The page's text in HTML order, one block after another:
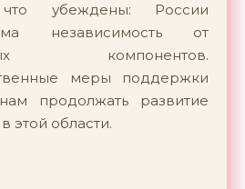
убеждены: России
независимость от
компонентов.
меры поддержки
продолжать развитие
этой области.